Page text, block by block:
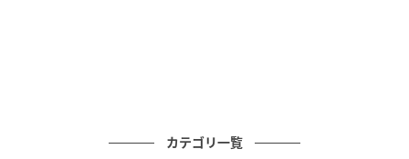
カテゴリ一覧